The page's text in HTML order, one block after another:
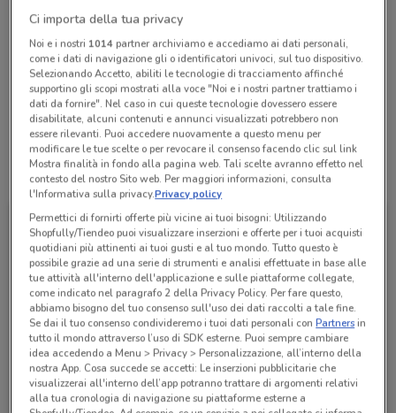
Chiama il negozio
Lunedì n.d.
Martedì n.d.
Mercoledì n.d.
Giovedì n.d.
Venerdì n.d.
Sabato n.d.
Domenica n.d.
0683083862
Tutte le promozioni di questo negozio
Ferplast
Ci importa della tua privacy
Noi e i nostri 1014partner archiviamo e accediamo ai dati personali,
come i dati di navigazione gli o identificatori univoci, sul tuo dispositivo.
Selezionando Accetto, abiliti le tecnologie di tracciamento affinché
supportino gli scopi mostrati alla voce "Noi e i nostri partner trattiamo i
dati da fornire". Nel caso in cui queste tecnologie dovessero essere
disabilitate, alcuni contenuti e annunci visualizzati potrebbero non
essere rilevanti. Puoi accedere nuovamente a questo menu per
modificare le tue scelte o per revocare il consenso facendo clic sul link
Mostra finalità in fondo alla pagina web. Tali scelte avranno effetto nel
contesto del nostro Sito web. Per maggiori informazioni, consulta
l'Informativa sulla privacy.Privacy policy
Permettici di fornirti offerte più vicine ai tuoi bisogni: Utilizzando
Shopfully/Tiendeo puoi visualizzare inserzioni e offerte per i tuoi acquisti
quotidiani più attinenti ai tuoi gusti e al tuo mondo. Tutto questo è
possibile grazie ad una serie di strumenti e analisi effettuate in base alle
tue attività all'interno dell'applicazione e sulle piattaforme collegate,
come indicato nel paragrafo 2 della Privacy Policy. Per fare questo,
abbiamo bisogno del tuo consenso sull'uso dei dati raccolti a tale fine.
Se dai il tuo consenso condivideremo i tuoi dati personali conPartnersin
tutto il mondo attraverso l’uso di SDK esterne. Puoi sempre cambiare
idea accedendo a Menu > Privacy > Personalizzazione, all’interno della
nostra App. Cosa succede se accetti: Le inserzioni pubblicitarie che
visualizzerai all'interno dell’app potranno trattare di argomenti relativi
alla tua cronologia di navigazione su piattaforme esterne a